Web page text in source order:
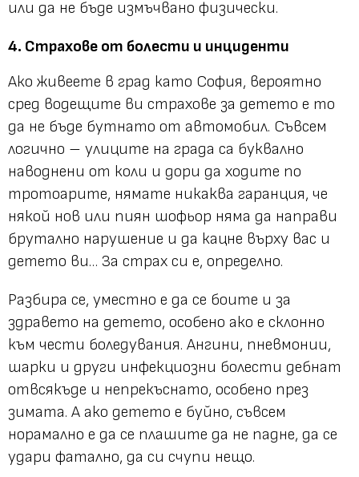
или да не бъде измъчвано физически.
4. Страхове от болести и инциденти
Ако живеете в град като София, вероятно
сред водещите ви страхове за детето е то
да не бъде бутнато от автомобил. Съвсем
логично – улиците на града са буквално
наводнени от коли и дори да ходите по
тротоарите, нямате никаква гаранция, че
някой нов или пиян шофьор няма да направи
брутално нарушение и да кацне върху вас и
детето ви… За страх си е, определно.
Разбира се, уместно е да се боите и за
здравето на детето, особено ако е склонно
към чести боледувания. Ангини, пневмонии,
шарки и други инфекциозни болести дебнат
отвсякъде и непрекъснато, особено през
зимата. А ако детето е буйно, съвсем
норамално е да се плашите да не падне, да се
удари фатално, да си счупи нещо.